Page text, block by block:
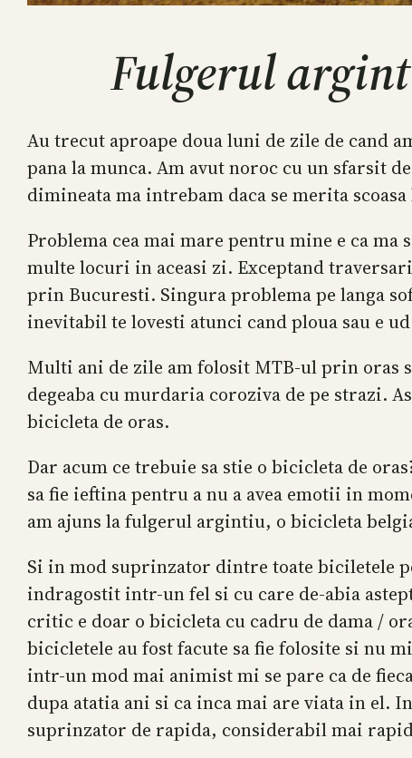
Fulgerul
Au trecut aproape doua luni de zile de cand
pana la munca. Am avut noroc cu un sfarsit
dimineata ma intrebam daca se merita
Problema cea mai mare pentru mine e ca
multe locuri in aceasi zi. Exceptand
prin Bucuresti. Singura problema pe langa
inevitabil te lovesti atunci cand ploua sau e
Multi ani de zile am folosit MTB-ul prin oras
degeaba cu murdaria coroziva de pe strazi.
bicicleta de oras.
Dar acum ce trebuie sa stie o bicicleta de
sa fie ieftina pentru a nu a avea emotii in
am ajuns la fulgerul argintiu, o bicicleta
Si in mod suprinzator dintre toate biciletele
indragostit intr-un fel si cu care de-abia
critic e doar o bicicleta cu cadru de dama /
bicicletele au fost facute sa fie folosite si nu
intr-un mod mai animist mi se pare ca de
dupa atatia ani si ca inca mai are viata in el.
suprinzator de rapida, considerabil mai